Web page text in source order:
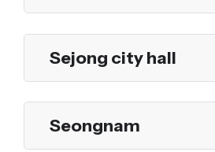
Sejong city hall
Seongnam